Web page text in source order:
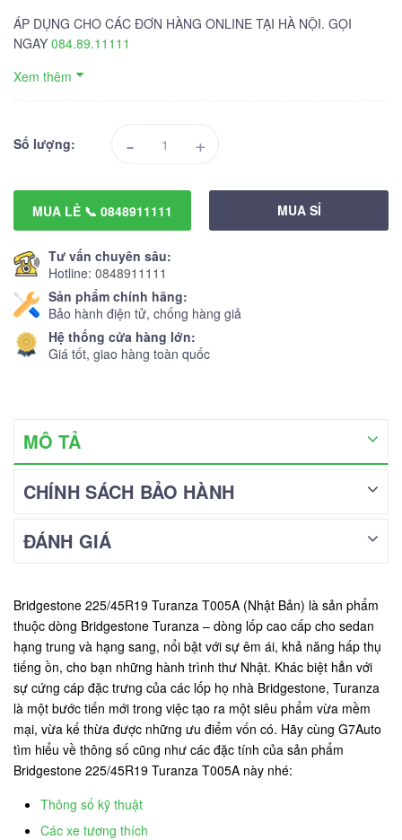
ÁP DỤNG CHO CÁC ĐƠN HÀNG ONLINE TẠI HÀ NỘI. GỌI
NGAY 084.89.11111
Xem thêm
Số lượng: - +
MUA LẺ 📞 0848911111 MUA SỈ
Tư vấn chuyên sâu:
Hotline: 0848911111
Sản phẩm chính hãng:
Bảo hành điện tử, chống hàng giả
Hệ thống cửa hàng lớn:
Giá tốt, giao hàng toàn quốc
MÔ TẢ
CHÍNH SÁCH BẢO HÀNH
ĐÁNH GIÁ
Bridgestone 225/45R19 Turanza T005A (Nhật Bản) là sản phẩm
thuộc dòng Bridgestone Turanza – dòng lốp cao cấp cho sedan
hạng trung và hạng sang, nổi bật với sự êm ái, khả năng hấp thụ
tiếng ồn, cho bạn những hành trình thư Nhật. Khác biệt hẳn với
sự cứng cáp đặc trưng của các lốp họ nhà Bridgestone, Turanza
là một bước tiến mới trong việc tạo ra một siêu phẩm vừa mềm
mại, vừa kế thừa được những ưu điểm vốn có. Hãy cùng G7Auto
tìm hiểu về thông số cũng như các đặc tính của sản phẩm
Bridgestone 225/45R19 Turanza T005A này nhé:
Thông số kỹ thuật
Các xe tương thích